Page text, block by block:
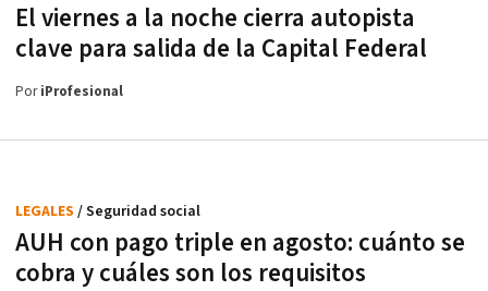
El viernes a la noche cierra autopista
clave para salida de la Capital Federal
PoriProfesional
AUH con pago triple en agosto: cuánto se
cobra y cuáles son los requisitos
LEGALES / Seguridad social